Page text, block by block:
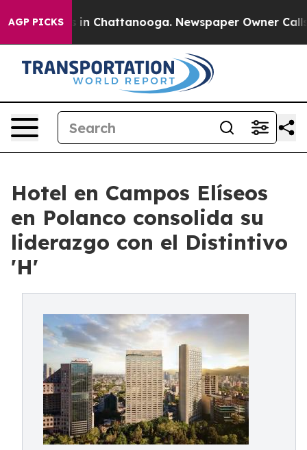
AGP PICKS
Chaos in Chattanooga. Newspaper Owner Calls
Hotel en Campos Elíseos
en Polanco consolida su
liderazgo con el Distintivo
'H'